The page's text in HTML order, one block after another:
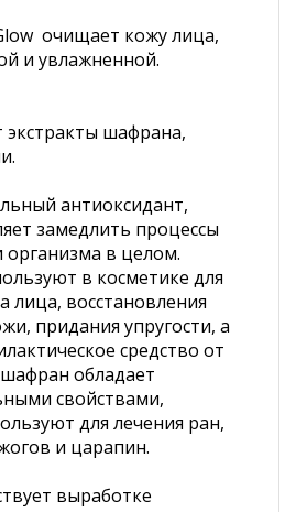
очищает кожу лица,
и увлажненной.
шафрана,
антиоксидант,
замедлить процессы
организма в целом.
в косметике для
лица, восстановления
придания упругости, а
средство от
обладает
свойствами,
для лечения ран,
и царапин.
выработке